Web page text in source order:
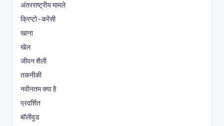
अंतरराष्ट्रीय मामले
क्रिप्टो-करेंसी
खाना
खेल
जीवन शैली
तकनीकी
नवीनतम क्या है
प्रदर्शित
बॉलीवुड